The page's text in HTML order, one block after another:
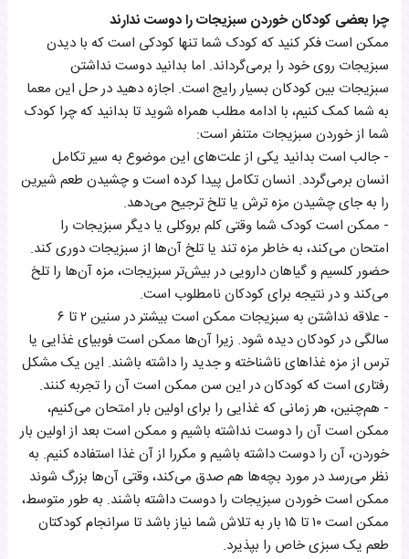
چرا بعضی کودکان خوردن سبزیجات را دوست ندارند
ممکن است فکر کنید که کودک شما تنها کودکی است که با دیدن
سبزیجات روی خود را برمی‌گرداند. اما بدانید دوست نداشتن
سبزیجات بین کودکان بسیار رایج است. اجازه دهید در حل این معما
به شما کمک کنیم، با ادامه مطلب همراه شوید تا بدانید که چرا کودک
شما از خوردن سبزیجات متنفر است:
- جالب است بدانید یکی از علت‌های این موضوع به سیر تکامل
انسان برمی‌گردد. انسان تکامل پیدا کرده است و چشیدن طعم شیرین
را به جای چشیدن مزه ترش یا تلخ ترجیح می‌دهد.
- ممکن است کودک شما وقتی کلم بروکلی یا دیگر سبزیجات را
امتحان می‌کند، به خاطر مزه تند یا تلخ آن‌ها از سبزیجات دوری کند.
حضور کلسیم و گیاهان دارویی در بیش‌تر سبزیجات، مزه آن‌ها را تلخ
می‌کند و در نتیجه برای کودکان نامطلوب است.
- علاقه نداشتن به سبزیجات ممکن است بیشتر در سنین ۲ تا ۶
سالگی در کودکان دیده شود. زیرا آن‌ها ممکن است فوبیای غذایی یا
ترس از مزه غذاهای ناشناخته و جدید را داشته باشند. این یک مشکل
رفتاری است که کودکان در این سن ممکن است آن را تجربه کنند.
- هم‌چنین، هر زمانی که غذایی را برای اولین بار امتحان می‌کنیم،
ممکن است آن را دوست نداشته باشیم و ممکن است بعد از اولین بار
خوردن، آن را دوست داشته باشیم و مکررا از آن غذا استفاده کنیم. به
نظر می‌رسد در مورد بچه‌ها هم صدق می‌کند، وقتی آن‌ها بزرگ شوند
ممکن است خوردن سبزیجات را دوست داشته باشند. به طور متوسط،
ممکن است ۱۰ تا ۱۵ بار به تلاش شما نیاز باشد تا سرانجام کودکتان
طعم یک سبزی خاص را بپذیرد.